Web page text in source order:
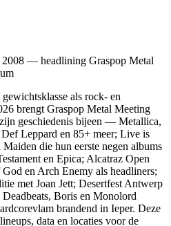
als rock- en
brengt Graspop Metal Meeting
geschiedenis bijeen — Metallica,
Leppard en 85+ meer; Live is
die hun eerste negen albums
en Epica; Alcatraz Open
en Arch Enemy als headliners;
met Joan Jett; Desertfest Antwerp
Boris en Monolord
brandend in Ieper. Deze
data en locaties voor de